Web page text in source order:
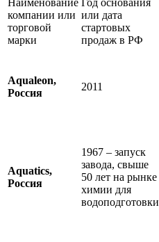
Наименование
компании или
торговой
марки
Год основания
или дата
стартовых
продаж в РФ
Aqualeon,
Россия
2011
Aquatics,
Россия
1967 – запуск
завода, свыше
50 лет на рынке
химии для
водоподготовки